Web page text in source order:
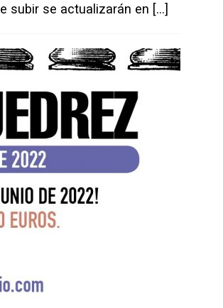
subir se actualizarán en […]